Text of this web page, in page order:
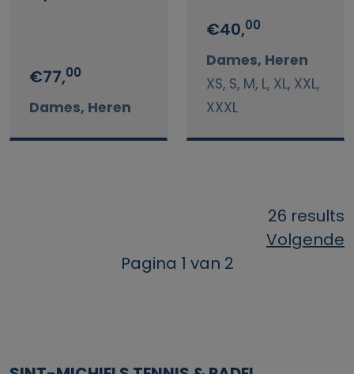
€77,00
Dames, Heren
€40,00
Dames, Heren
XS, S, M, L, XL, XXL,
XXXL
26 results
Volgende
Pagina 1 van 2